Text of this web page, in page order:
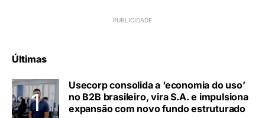
Últimas
Usecorp consolida a ‘economia do uso’
no B2B brasileiro, vira S.A. e impulsiona
expansão com novo fundo estruturado